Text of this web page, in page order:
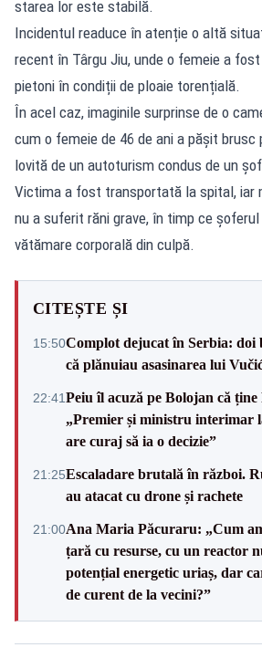
starea lor este stabilă.
Incidentul readuce în atenție o altă
recent în Târgu Jiu, unde o femeie a
pietoni în condiții de ploaie torențială.
În acel caz, imaginile surprinse de o
cum o femeie de 46 de ani a pășit brusc
lovită de un autoturism condus de un
Victima a fost transportată la spital, iar
nu a suferit răni grave, în timp ce
vătămare corporală din culpă.
CITEȘTE ȘI
15:50Complot dejucat în Serbia: doi
că plănuiau asasinarea lui
22:41Peiu îl acuză pe Bolojan că ține
„Premier și ministru interimar
are curaj să ia o decizie”
21:25Escaladare brutală în război.
au atacat cu drone și rachete
21:00Ana Maria Păcuraru: „Cum
țară cu resurse, cu un reactor
potențial energetic uriaș, dar
de curent de la vecini?”